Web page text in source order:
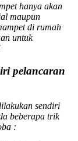
hanya akan
maupun
di rumah
untuk
pelancaran
sendiri
beberapa trik
: